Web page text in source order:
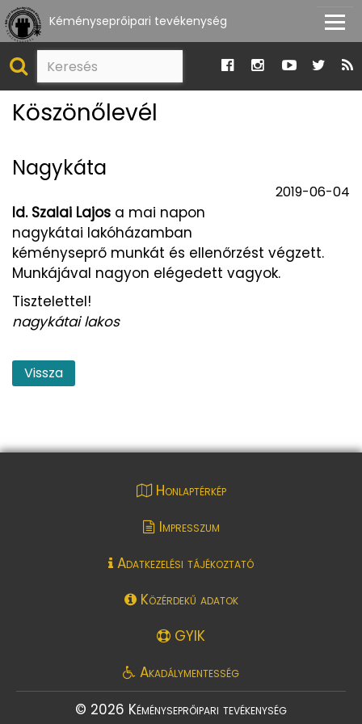
Kéményseprőipari tevékenység
Köszönőlevél
Nagykáta
2019-06-04
Id. Szalai Lajos a mai napon
nagykátai lakóházamban
kéményseprő munkát és ellenőrzést végzett.
Munkájával nagyon elégedett vagyok.
Tisztelettel!
nagykátai lakos
Vissza
Honlaptérkép
Impresszum
Adatkezelési tájékoztató
Közérdekű adatok
GYIK
Akadálymentesség
© 2026 Kéményseprőipari tevékenység